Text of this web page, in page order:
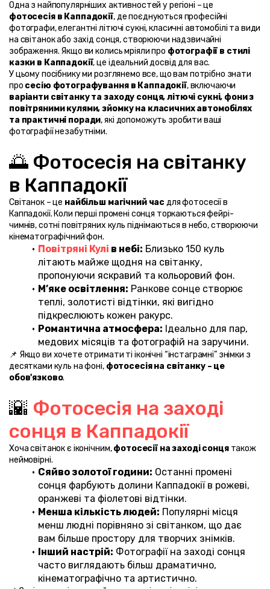
фотосесія в Каппадокії, де поєднуються професійні
фотографи, елегантні літючі сукні, класичні автомобілі та види
на світанок або захід сонця, створюючи надзвичайні
зображення. Якщо ви колись мріяли про фотографії в стилі
казки в Каппадокії, це ідеальний досвід для вас.
У цьому посібнику ми розглянемо все, що вам потрібно знати
про сесію фотографування в Каппадокії
варіанти світанку та заходу сонця, літючі сукні, фони з
повітряними кулями, зйомку на класичних автомобілях
та практичні поради, які допоможуть зробити ваші
фотографії незабутніми.
🌅 Фотосесія на світанку
в Каппадокії
Світанок – це найбільш магічний час для фотосесії в
Каппадокії. Коли перші промені сонця торкаються фейрі-
чимнів, сотні повітряних куль піднімаються в небо, створюючи
кінематографічний фон.
Повітряні Кулі в небі: Близько 150 куль
літають майже щодня на світанку,
пропонуючи яскравий та кольоровий фон.
М’яке освітлення: Ранкове сонце створює
теплі, золотисті відтінки, які вигідно
підкреслюють кожен ракурс.
Романтична атмосфера: Ідеально для пар,
медових місяців та фотографій на заручини.
📌 Якщо ви хочете отримати ті іконічні “інстаграмні” знімки з
десятками куль на фоні, фотосесія на світанку – це
обов'язково.
🌇 Фотосесія на заході
сонця в Каппадокії
Хоча світанок є іконічним, фотосесії на заході сонця також
неймовірні.
Сяйво золотої години: Останні промені
сонця фарбують долини Каппадокії в рожеві,
оранжеві та фіолетові відтінки.
Менша кількість людей: Популярні місця
менш людні порівняно зі світанком, що дає
вам більше простору для творчих знімків.
Інший настрій: Фотографії на заході сонця
часто виглядають більш драматично,
кінематографічно та артистично.